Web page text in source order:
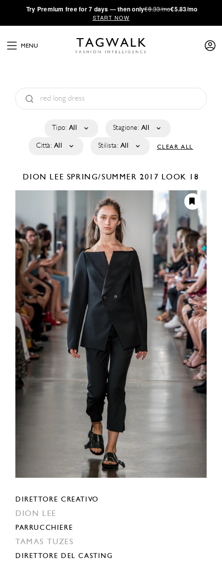
·Try Premium free for 7 days — then only€8.33/mo€5.83/mo
START NOW
MENU
Tipo: All Stagione: All
Città: All Stilista: All CLEAR ALL
DION LEE SPRING/SUMMER 2017 LOOK 18
DIRETTORE CREATIVO
DION LEE
PARRUCCHIERE
TAMAS TUZES
DIRETTORE DEL CASTING